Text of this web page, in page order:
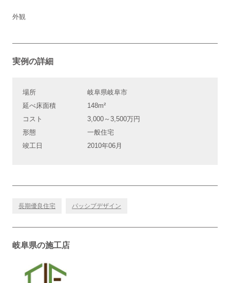
外観
実例の詳細
場所
岐阜県岐阜市
延べ床面積
148m²
コスト
3,000～3,500万円
形態
一般住宅
竣工日
2010年06月
長期優良住宅 パッシブデザイン
岐阜県の施工店